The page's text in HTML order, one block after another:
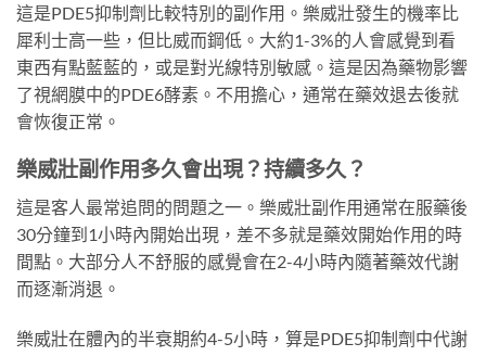
這是PDE5抑制劑比較特別的副作用。樂威壯發生的機率比
犀利士高一些，但比威而鋼低。大約1-3%的人會感覺到看
東西有點藍藍的，或是對光線特別敏感。這是因為藥物影響
了視網膜中的PDE6酵素。不用擔心，通常在藥效退去後就
會恢復正常。
樂威壯副作用多久會出現？持續多久？
這是客人最常追問的問題之一。樂威壯副作用通常在服藥後
30分鐘到1小時內開始出現，差不多就是藥效開始作用的時
間點。大部分人不舒服的感覺會在2-4小時內隨著藥效代謝
而逐漸消退。
樂威壯在體內的半衰期約4-5小時，算是PDE5抑制劑中代謝